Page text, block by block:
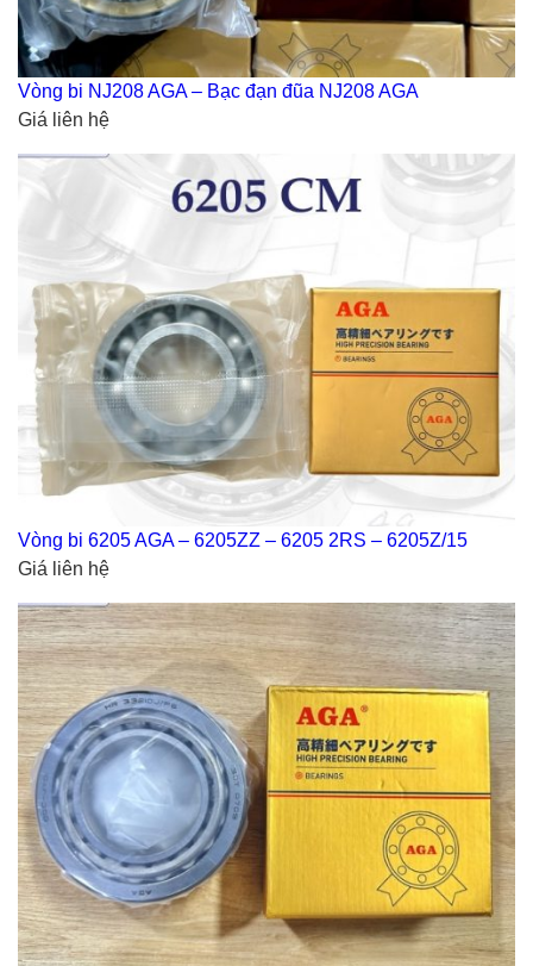
Vòng bi NJ208 AGA – Bạc đạn đũa NJ208 AGA
Giá liên hệ
Vòng bi 6205 AGA – 6205ZZ – 6205 2RS – 6205Z/15
Giá liên hệ